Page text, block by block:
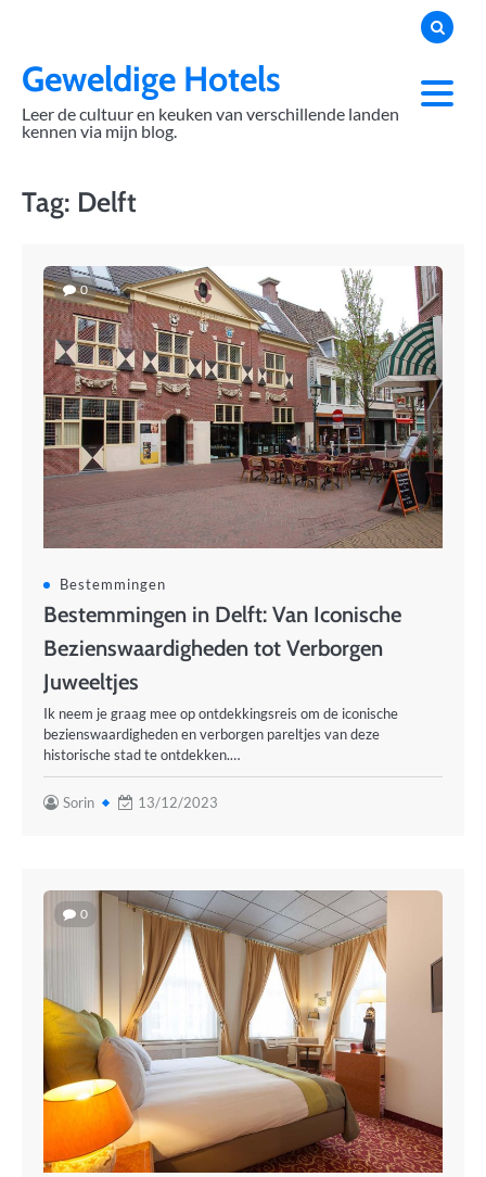
contentGeweldige Hotels
Leer de cultuur en keuken van verschillende landen
kennen via mijn blog.
Tag: Delft
0
Bestemmingen
Bestemmingen in Delft: Van Iconische
Bezienswaardigheden tot Verborgen
Juweeltjes
Ik neem je graag mee op ontdekkingsreis om de iconische
bezienswaardigheden en verborgen pareltjes van deze
historische stad te ontdekken.…
Sorin 13/12/2023
0